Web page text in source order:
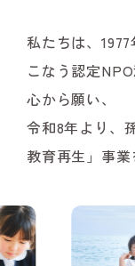
私たちは、
こなう認定
心から願い、
令和8年より、
教育再生」事業